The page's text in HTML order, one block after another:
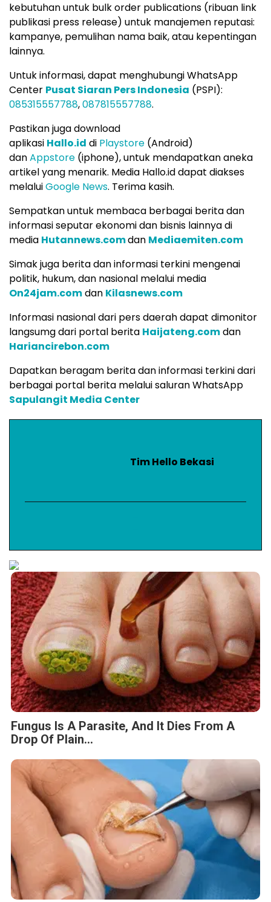
kebutuhan untuk bulk order publications (ribuan link
publikasi press release) untuk manajemen reputasi:
kampanye, pemulihan nama baik, atau kepentingan
lainnya.
Untuk informasi, dapat menghubungi WhatsApp
Center Pusat Siaran Pers Indonesia (PSPI):
085315557788,087815557788.
Pastikan juga download
aplikasi Hallo.id di Playstore (Android)
danAppstore (iphone), untuk mendapatkan aneka
artikel yang menarik. Media Hallo.id dapat diakses
melaluiGoogle News. Terima kasih.
Sempatkan untuk membaca berbagai berita dan
informasi seputar ekonomi dan bisnis lainnya di
media Hutannews.comdan Mediaemiten.com
Simak juga berita dan informasi terkini mengenai
politik, hukum, dan nasional melalui media
On24jam.comdan Kilasnews.com
Informasi nasional dari pers daerah dapat dimonitor
langsumg dari portal berita Haijateng.comdan
Hariancirebon.com
Dapatkan beragam berita dan informasi terkini dari
berbagai portal berita melalui saluran WhatsApp
Sapulangit Media Center
Tim Hello Bekasi
Fungus Is A Parasite, And It Dies From A
Drop Of Plain...